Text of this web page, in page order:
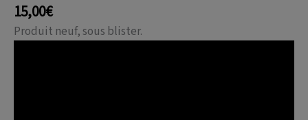
15,00€
Produit neuf, sous blister.